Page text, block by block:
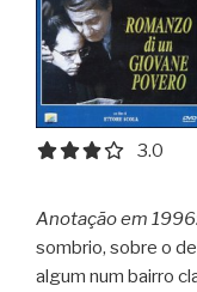
3.0 out
3.0
Anotação em
sombrio, sobre o
algum num bairro